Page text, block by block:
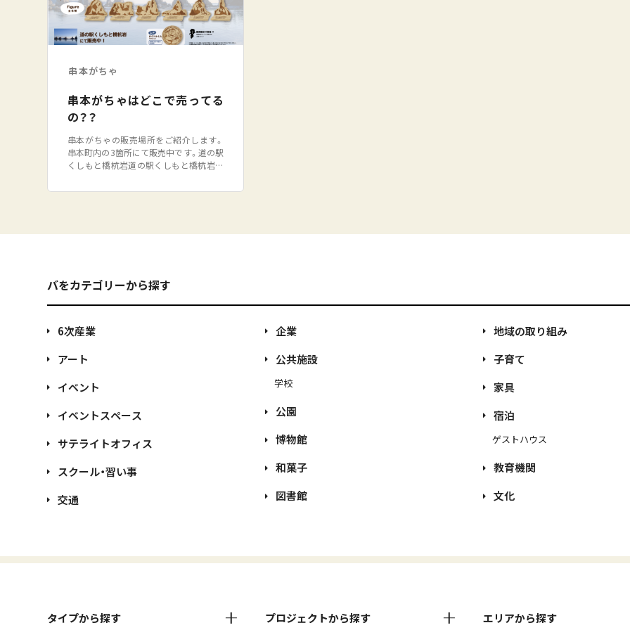
串本がちゃ
串本がちゃはどこで売ってる
の？？
串本がちゃの販売場所をご紹介します。
串本町内の3箇所にて販売中です。道の駅
くしもと橋杭岩道の駅くしもと橋杭岩で
ルトイを販売しています。テーマは「おう
バをカテゴリーから探す
6次産業
アート
イベント
イベントスペース
サテライトオフィス
スクール・習い事
交通
企業
公共施設
学校
公園
博物館
和菓子
図書館
地域の取り組み
子育て
家具
宿泊
ゲストハウス
教育機関
文化
タイプから探す プロジェクトから探す エリアから探す